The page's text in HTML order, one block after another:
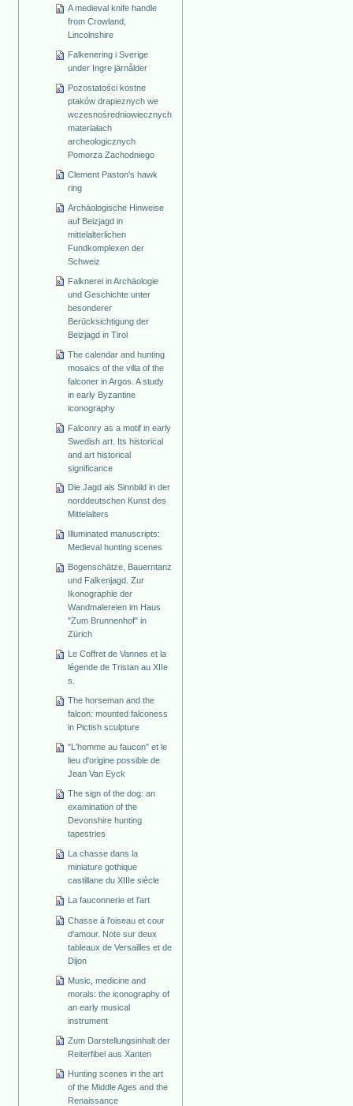
A medieval knife handle
from Crowland,
Lincolnshire
Falkenering i Sverige
under Ingre järnålder
Pozostatości kostne
ptaków drapieznych we
wczesnośredniowiecznych
materiałach
archeologicznych
Pomorza Zachodniego
Clement Paston's hawk
ring
Archäologische Hinweise
auf Beizjagd in
mittelalterlichen
Fundkomplexen der
Schweiz
Falknerei in Archäologie
und Geschichte unter
besonderer
Berücksichtigung der
Beizjagd in Tirol
The calendar and hunting
mosaics of the villa of the
falconer in Argos. A study
in early Byzantine
iconography
Falconry as a motif in early
Swedish art. Its historical
and art historical
significance
Die Jagd als Sinnbild in der
norddeutschen Kunst des
Mittelalters
Illuminated manuscripts:
Medieval hunting scenes
Bogenschätze, Bauerntanz
und Falkenjagd. Zur
Ikonographie der
Wandmalereien im Haus
"Zum Brunnenhof" in
Zürich
Le Coffret de Vannes et la
légende de Tristan au XIIe
s.
The horseman and the
falcon: mounted falconess
in Pictish sculpture
"L'homme au faucon" et le
lieu d'origine possible de
Jean Van Eyck
The sign of the dog: an
examination of the
Devonshire hunting
tapestries
La chasse dans la
miniature gothique
castillane du XIIIe siècle
La fauconnerie et l'art
Chasse à l'oiseau et cour
d'amour. Note sur deux
tableaux de Versailles et de
Dijon
Music, medicine and
morals: the iconography of
an early musical
instrument
Zum Darstellungsinhalt der
Reiterfibel aus Xanten
Hunting scenes in the art
of the Middle Ages and the
Renaissance